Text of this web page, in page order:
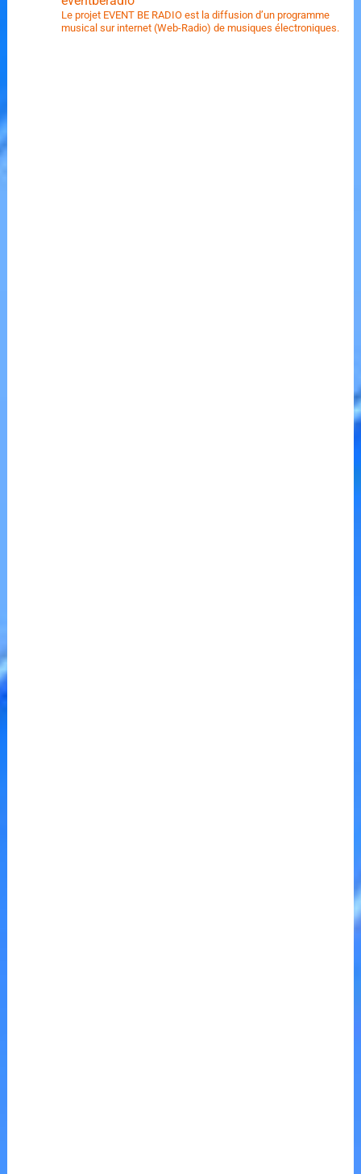
Le projet EVENT BE RADIO est la diffusion d’un programme
musical sur internet (Web-Radio) de musiques électroniques.